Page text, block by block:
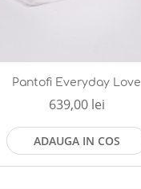
Pantofi Everyday Love
639,00 lei
ADAUGA IN COS